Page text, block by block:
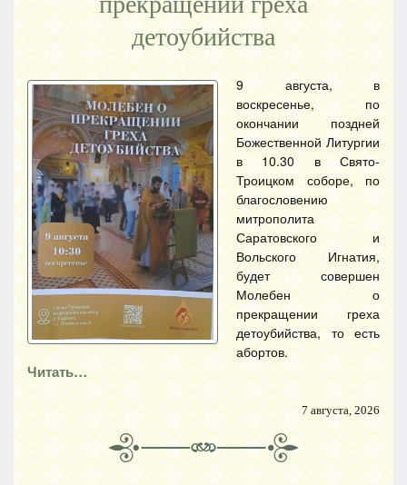
детоубийства
9 августа, в
воскресенье, по
окончании поздней
Божественной Литургии
в 10.30 в Свято-
Троицком соборе, по
благословению
митрополита
Саратовского и
Вольского Игнатия,
будет совершен
Молебен о
прекращении греха
детоубийства, то есть
абортов.
Читать…
7 августа, 2026